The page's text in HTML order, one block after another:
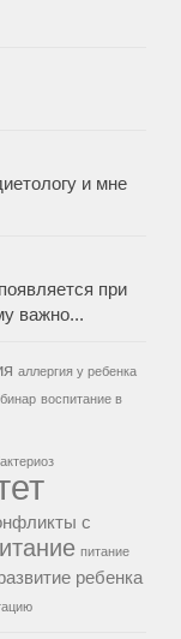
и мне
при
важно...
аллергия у ребенка
воспитание в
с
питание
ребенка